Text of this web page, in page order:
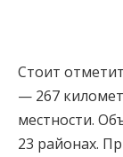
Стоит
— 267
местности.
23 районах.